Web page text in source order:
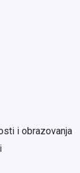
i obrazovanja